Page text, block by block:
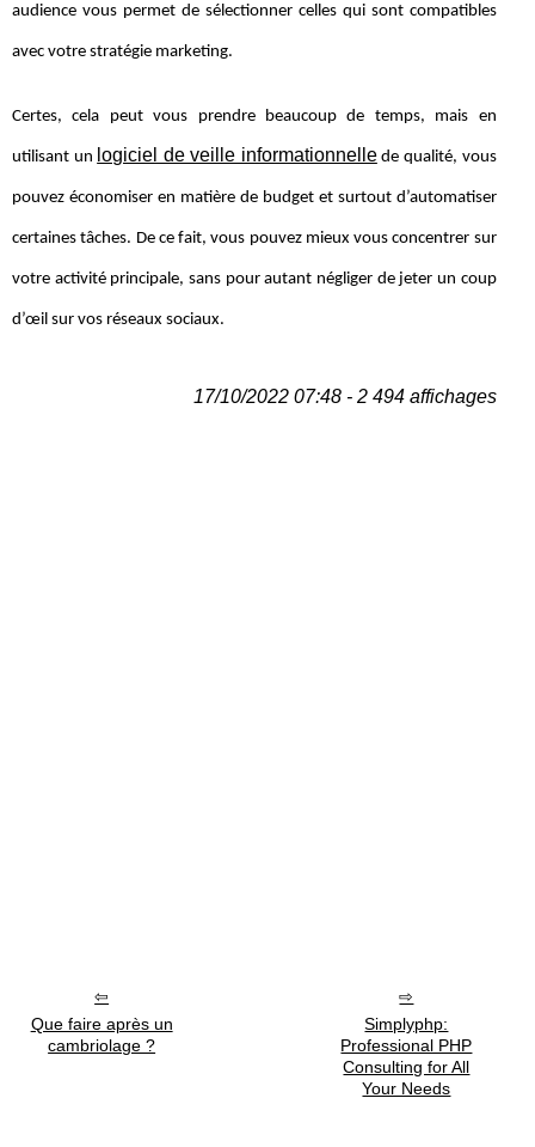
audience vous permet de sélectionner celles qui sont compatibles
avec votre stratégie marketing.
Certes, cela peut vous prendre beaucoup de temps, mais en
utilisant un logiciel de veille informationnellede qualité, vous
pouvez économiser en matière de budget et surtout d’automatiser
certaines tâches. De ce fait, vous pouvez mieux vous concentrer sur
votre activité principale, sans pour autant négliger de jeter un coup
d’œil sur vos réseaux sociaux.
17/10/2022 07:48 - 2 494 affichages
Que faire après un
cambriolage ?
Simplyphp:
Professional PHP
Consulting for All
Your Needs